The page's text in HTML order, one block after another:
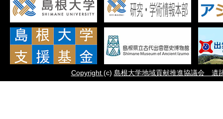
Copyright (c) 島根大学地域貢献推進協議会 遺